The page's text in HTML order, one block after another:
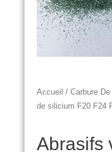
Accueil / Carbure
de silicium F20 F24
Abrasifs